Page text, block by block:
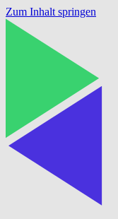
Zum Inhalt springen